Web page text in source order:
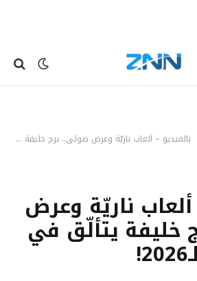
بالفيديو – ألعاب ناريّة وعرض ضوئي.. برج خليفة يتألّق في إستقبال الـ2026!
ألعاب ناريّة وعرض
خليفة يتألّق في